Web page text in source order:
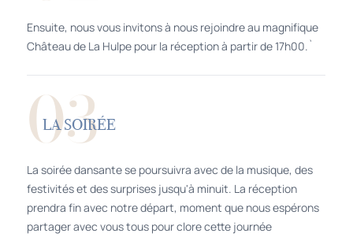
Ensuite, nous vous invitons à nous rejoindre au magnifique
Château de La Hulpe pour la réception à partir de 17h00.`
03
LA SOIRÉE
La soirée dansante se poursuivra avec de la musique, des
festivités et des surprises jusqu'à minuit. La réception
prendra fin avec notre départ, moment que nous espérons
partager avec vous tous pour clore cette journée